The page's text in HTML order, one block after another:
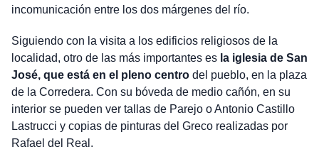
incomunicación entre los dos márgenes del río.
Siguiendo con la visita a los edificios religiosos de la
localidad, otro de las más importantes es la iglesia de San
José, que está en el pleno centrodel pueblo, en la plaza
de la Corredera. Con su bóveda de medio cañón, en su
interior se pueden ver tallas de Parejo o Antonio Castillo
Lastrucci y copias de pinturas del Greco realizadas por
Rafael del Real.